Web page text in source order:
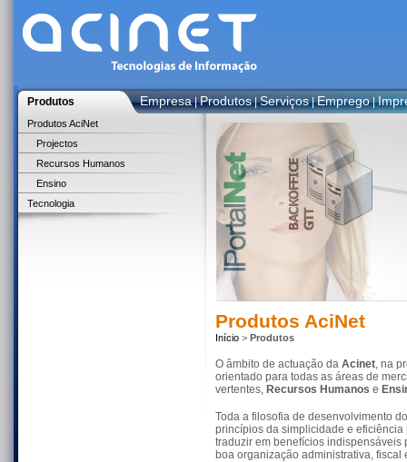
Produtos Empresa|Produtos|Serviços|Emprego|
Produtos AciNet
Projectos
Recursos Humanos
Ensino
Tecnologia
Produtos AciNet
Início > Produtos
O âmbito de actuação da Acinet, na
orientado para todas as áreas de
vertentes, Recursos Humanos e
Toda a filosofia de desenvolvimento
princípios da simplicidade e
traduzir em benefícios indispensáveis
boa organização administrativa, fiscal